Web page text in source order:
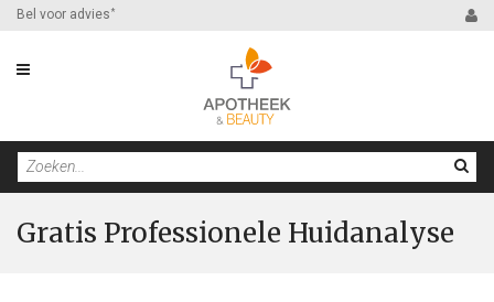
Bel voor advies *
Gratis Professionele Huidanalyse